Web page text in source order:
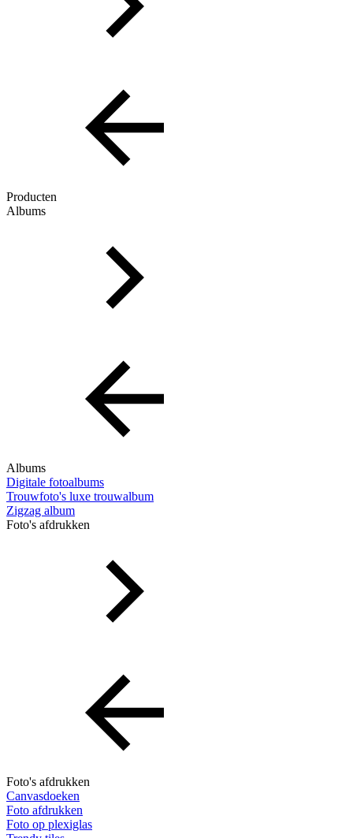
Producten
Albums
Albums
Digitale fotoalbums
Trouwfoto's luxe trouwalbum
Zigzag album
Foto's afdrukken
Foto's afdrukken
Canvasdoeken
Foto afdrukken
Foto op plexiglas